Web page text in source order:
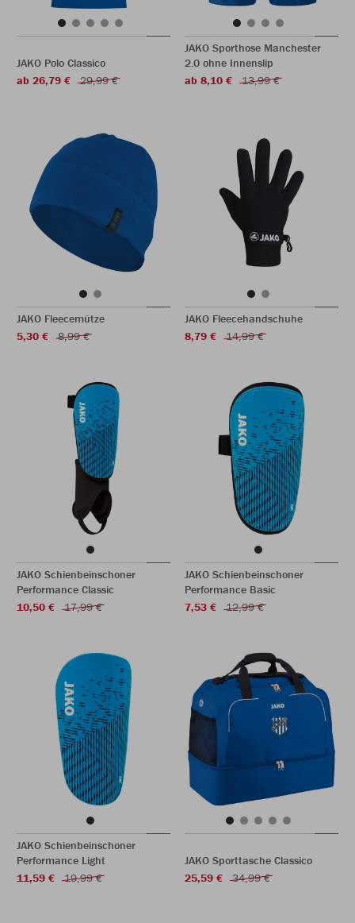
JAKO Polo Classico
ab 26,79 €
29,99 €
JAKO Sporthose Manchester
2.0 ohne Innenslip
ab 8,10 €
13,99 €
JAKO Fleecemütze
5,30 €
8,99 €
JAKO Fleecehandschuhe
8,79 €
14,99 €
JAKO Schienbeinschoner
Performance Classic
10,50 €
17,99 €
JAKO Schienbeinschoner
Performance Basic
7,53 €
12,99 €
JAKO Schienbeinschoner
Performance Light
11,59 €
19,99 €
JAKO Sporttasche Classico
25,59 €
34,99 €